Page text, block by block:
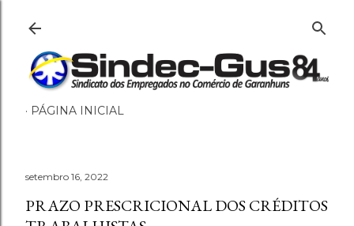
PÁGINA INICIAL
setembro 16, 2022
PRAZO PRESCRICIONAL DOS CRÉDITOS